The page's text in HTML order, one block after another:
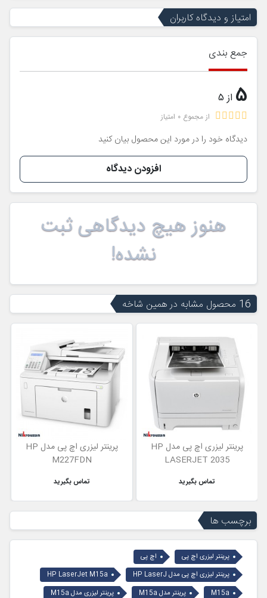
امتیاز و دیدگاه کاربران
جمع بندی
5 از 5
از مجموع 0 امتیاز
دیدگاه خود را در مورد این محصول بیان کنید
افزودن دیدگاه
هنوز هیچ دیدگاهی ثبت
نشده!
16 محصول مشابه در همین شاخه
پرینتر لیزری اچ پی مدل HP
LASERJET 2035
تماس بگیرید
پرینتر لیزری اچ پی مدل HP
M227FDN
تماس بگیرید
برچسب ها
پرینتر لیزری اچ پی
اچ پی
پرینتر لیزری اچ پی مدل HP LaserJ
HP LaserJet M15a
M15a
پرینتر مدل M15a
پرینتر لیزری مدل M15a